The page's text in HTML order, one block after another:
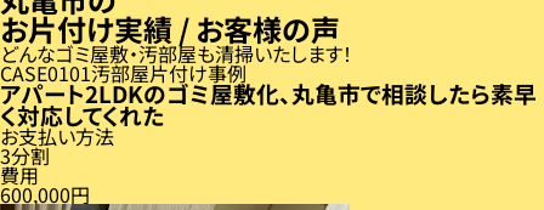
お片付け実績 / お客様の声
どんなゴミ屋敷・汚部屋も清掃いたします！
CASE 01汚部屋片付け事例
アパート2LDKのゴミ屋敷化、丸亀市で相談したら素早
く対応してくれた
お支払い方法
3分割
費用
600,000円